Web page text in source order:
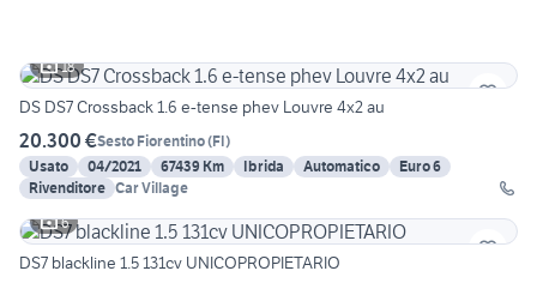
18
DS DS7 Crossback 1.6 e-tense phev Louvre 4x2 au
20.300 €Sesto Fiorentino(FI)
Usato
04/2021 67439 Km Ibrida Automatico
Euro 6
Rivenditore Car Village
6
DS7 blackline 1.5 131cv UNICOPROPIETARIO